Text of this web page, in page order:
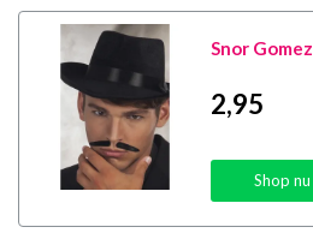
Snor Gomez
2,95
Shop nu